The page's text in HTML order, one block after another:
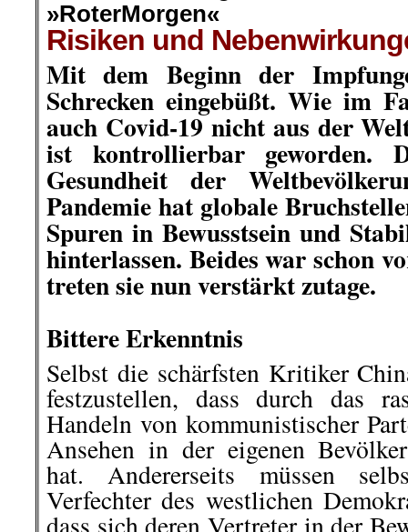
»RoterMorgen«
Risiken und
Mit dem Beginn der
Schrecken eingebüßt. Wie im
auch Covid-19 nicht aus der
ist kontrollierbar geworden.
Gesundheit der
Pandemie hat globale
Spuren in Bewusstsein und
hinterlassen. Beides war schon
treten sie nun verstärkt zutage.
Bittere Erkenntnis
Selbst die schärfsten Kritiker
festzustellen, dass durch das
Handeln von kommunistischer
Ansehen in der eigenen
hat. Andererseits müssen
Verfechter des westlichen
dass sich deren Vertreter in der